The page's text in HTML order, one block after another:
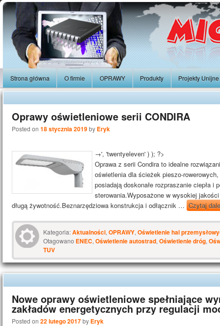
Strona główna O firmie OPRAWY Produkty Projekty Unijne
Oprawy oświetleniowe serii CONDIRA
Posted on 18 stycznia 2019by Eryk
→', 'twentyeleven' ) ); ?>
Oprawa z serii Condira to idealne
oświetlenia dla ścieżek pieszo-
posiadają doskonałe rozpraszanie ciepła i
sterowania.Wyposażone w wysokiej
długą żywotność.Beznarzędziowa konstrukcja i odłącznik … Czytaj
Kategoria:Aktualności, OPRAWY, Oświetlenie hal
Otagowano ENEC, Oświetlenie autostrad, Oświetlenie dróg,
TUV
Nowe oprawy oświetleniowe spełniające
zakładów energetycznych przy regulacji
Posted on 22 lutego 2017by Eryk